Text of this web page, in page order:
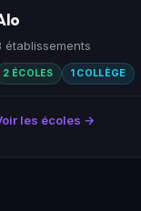
établissements
2 ÉCOLES 1 COLLÈGE
les écoles →